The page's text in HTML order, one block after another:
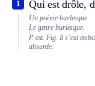
Qui est drôle,
1
Un poème burlesque.
Le genre burlesque.
P. ext. Fig. Il s’est
absurde.